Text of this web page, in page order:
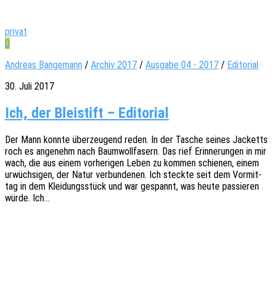
privat
0
Andreas Bangemann / Archiv 2017 / Ausgabe 04 - 2017 / Editorial
30. Juli 2017
Ich, der Bleistift – Editorial
Der Mann konnte über­zeu­gend reden. In der Tasche seines Jacketts
roch es ange­nehm nach Baum­woll­fa­sern. Das rief Erin­ne­run­gen in mir
wach, die aus einem vorhe­ri­gen Leben zu kommen schie­nen, einem
urwüch­si­gen, der Natur verbun­de­nen. Ich steck­te seit dem Vormit­
tag in dem Klei­dungs­stück und war gespannt, was heute passie­ren
würde. Ich…